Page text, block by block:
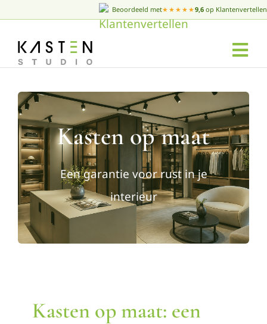
Beoordeeld met★★★★★9,6 op Klantenvertellen
Kasten op maat
Over ons
Werkwijze
Projecten
Kasten op maat
Een garantie voor rust in je
interieur
Kasten op maat: een